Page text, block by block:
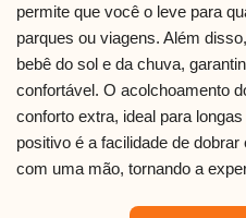
permite que você o leve para
parques ou viagens. Além
bebê do sol e da chuva,
confortável. O acolchoamento
conforto extra, ideal para
positivo é a facilidade de
com uma mão, tornando a